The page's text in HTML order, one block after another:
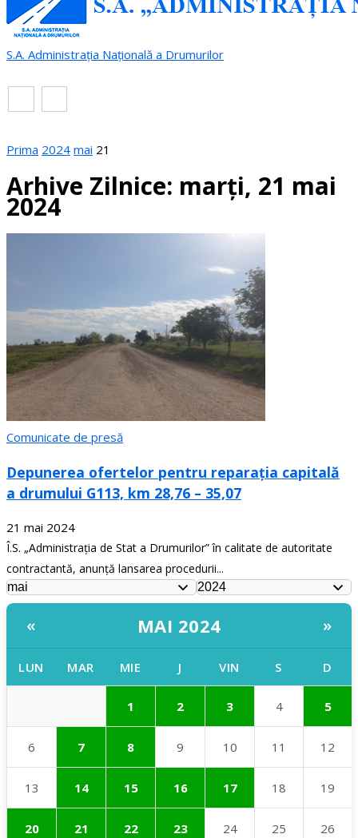
S.A. Administrația Națională a Drumurilor
Prima 2024 mai 21
Arhive Zilnice: marți, 21 mai
2024
Comunicate de presă
Depunerea ofertelor pentru reparația capitală
a drumului G113, km 28,76 – 35,07
21 mai 2024
Î.S. „Administrația de Stat a Drumurilor” în calitate de autoritate
contractantă, anunță lansarea procedurii...
« MAI 2024 »
LUN MAR MIE J VIN S D
1 2 3 4 5
6 7 8 9 10 11 12
13 14 15 16 17 18 19
20 21 22 23 24 25 26